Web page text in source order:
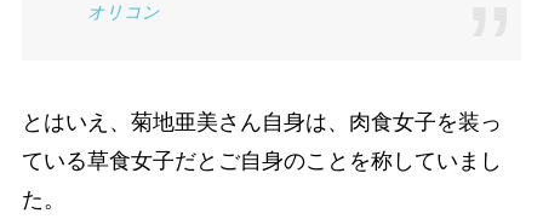
オリコン
とはいえ、菊地亜美さん自身は、肉食女子を装っ
ている草食女子だとご自身のことを称していまし
た。